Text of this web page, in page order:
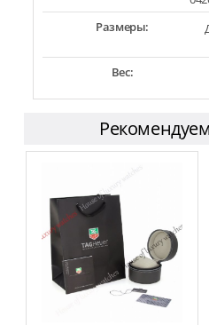
Размеры:
Вес: